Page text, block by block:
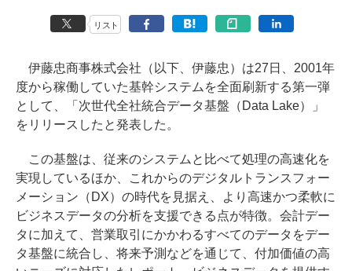
リスト
伊藤忠商事株式会社（以下、伊藤忠）は27日、2001年
度から稼働していた基幹システムを全面刷新する第一弾
として、「次世代全社統合データ基盤（Data Lake）」
をリリースしたと発表した。
この基盤は、従来のシステムと比べて処理の高速化を
実現しているほか、これからのデジタルトランスフォー
メーション（DX）の時代を見据え、より高速かつ柔軟に
ビジネスデータの分析を支援できる点が特徴。会計デー
タに加えて、営業取引にかかわるすべてのデータをデー
タ基盤に統合し、将来予測などを通じて、付加価値の高